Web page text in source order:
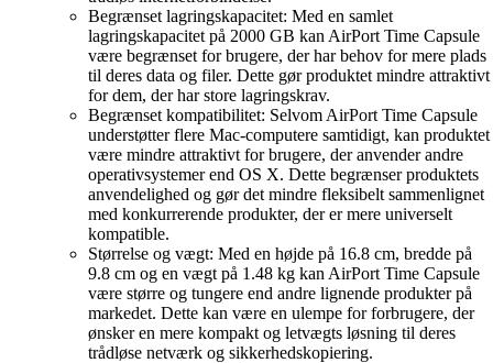
Begrænset lagringskapacitet: Med en samlet
lagringskapacitet på 2000 GB kan AirPort Time Capsule
være begrænset for brugere, der har behov for mere plads
til deres data og filer. Dette gør produktet mindre attraktivt
for dem, der har store lagringskrav.
Begrænset kompatibilitet: Selvom AirPort Time Capsule
understøtter flere Mac-computere samtidigt, kan produktet
være mindre attraktivt for brugere, der anvender andre
operativsystemer end OS X. Dette begrænser produktets
anvendelighed og gør det mindre fleksibelt sammenlignet
med konkurrerende produkter, der er mere universelt
kompatible.
Størrelse og vægt: Med en højde på 16.8 cm, bredde på
9.8 cm og en vægt på 1.48 kg kan AirPort Time Capsule
være større og tungere end andre lignende produkter på
markedet. Dette kan være en ulempe for forbrugere, der
ønsker en mere kompakt og letvægts løsning til deres
trådløse netværk og sikkerhedskopiering.